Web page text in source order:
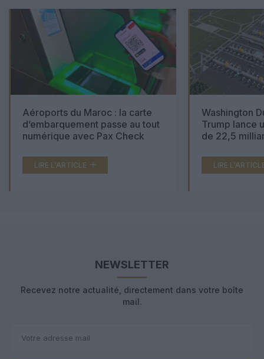
Aéroports du Maroc : la carte
d’embarquement passe au tout
numérique avec Pax Check
LIRE L'ARTICLE
Washington
Trump lance
de 22,5
LIRE
NEWSLETTER
Recevez notre actualité, directement dans votre boîte
mail.